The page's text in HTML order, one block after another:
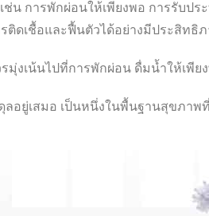
น การพักผ่อนให้เพียงพอ การรับป
ติดเชื้อและฟื้นตัวได้อย่างมีประสิทธิ
มุ่งเน้นไปที่การพักผ่อน ดื่มน้ำให้เพี
อยู่เสมอ เป็นหนึ่งในพื้นฐานสุขภาพ